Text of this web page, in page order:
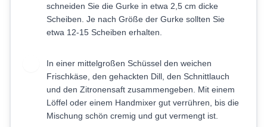
schneiden Sie die Gurke in etwa 2,5 cm dicke
Scheiben. Je nach Größe der Gurke sollten Sie
etwa 12-15 Scheiben erhalten.
In einer mittelgroßen Schüssel den weichen
Frischkäse, den gehackten Dill, den Schnittlauch
und den Zitronensaft zusammengeben. Mit einem
Löffel oder einem Handmixer gut verrühren, bis die
Mischung schön cremig und gut vermengt ist.